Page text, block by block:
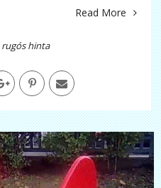
Read More
rugós hinta